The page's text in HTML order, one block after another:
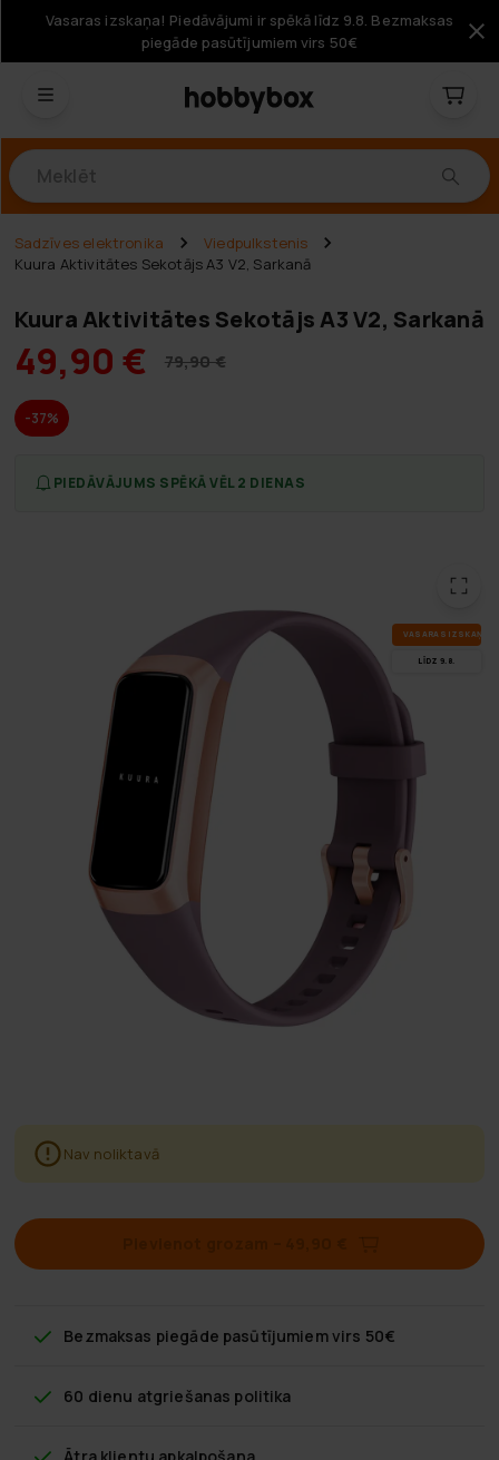
Vasaras izskaņa! Piedāvājumi ir spēkā līdz 9.8. Bezmaksas
piegāde pasūtījumiem virs 50€
Sadzīves elektronika
Viedpulkstenis
Kuura Aktivitātes Sekotājs A3 V2, Sarkanā
Kuura Aktivitātes Sekotājs A3 V2, Sarkanā
49,90 € 79,90 €
-37%
PIEDĀVĀJUMS SPĒKĀ VĒL 2 DIENAS
VA­SA­RAS IZ­SKA­ŅA
LĪDZ 9.8.
Nav noliktavā
Bezmaksas piegāde pasūtījumiem virs 50€
60 dienu atgriešanas politika